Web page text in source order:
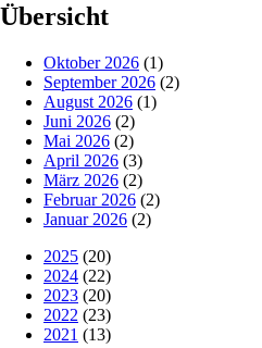
Übersicht
Oktober 2026 (1)
September 2026 (2)
August 2026 (1)
Juni 2026 (2)
Mai 2026 (2)
April 2026 (3)
März 2026 (2)
Februar 2026 (2)
Januar 2026 (2)
2025 (20)
2024 (22)
2023 (20)
2022 (23)
2021 (13)